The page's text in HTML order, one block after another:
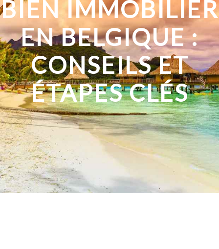
BIEN IMMOBILIER
EN BELGIQUE :
CONSEILS ET
ÉTAPES CLÉS